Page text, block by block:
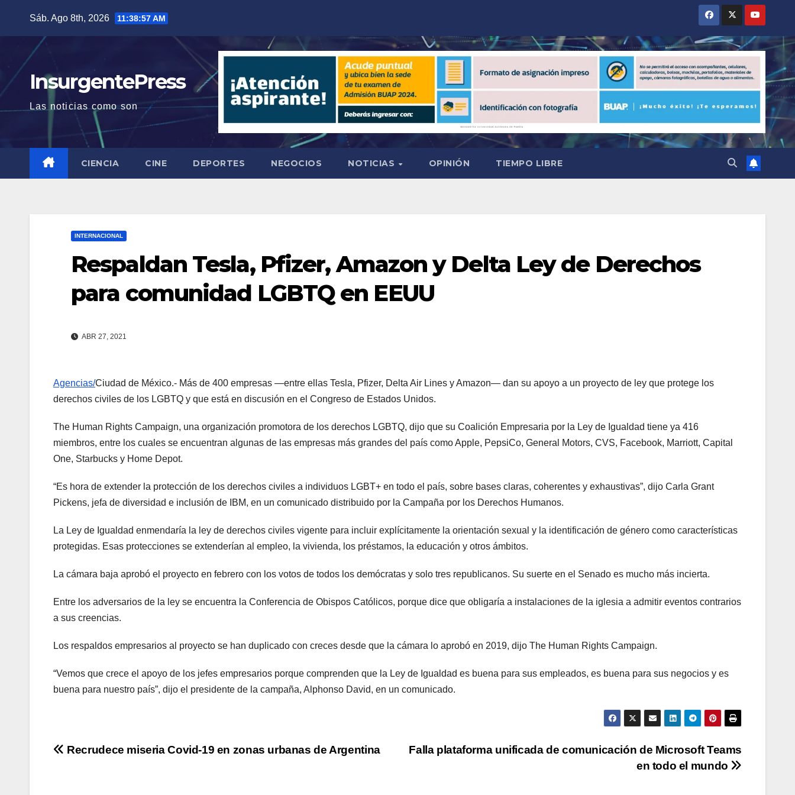
contenido
Sáb. Ago 8th, 2026 11:38:58 AM
InsurgentePress
Las noticias como son
CIENCIA CINE DEPORTES NEGOCIOS NOTICIAS OPINIÓN TIEMPO LIBRE
INTERNACIONAL
Respaldan Tesla, Pfizer, Amazon y Delta Ley de Derechos
para comunidad LGBTQ en EEUU
ABR 27, 2021
Agencias/Ciudad de México.- Más de 400 empresas —entre ellas Tesla, Pfizer, Delta Air Lines y Amazon— dan su apoyo a un proyecto de ley que protege los
derechos civiles de los LGBTQ y que está en discusión en el Congreso de Estados Unidos.
The Human Rights Campaign, una organización promotora de los derechos LGBTQ, dijo que su Coalición Empresaria por la Ley de Igualdad tiene ya 416
miembros, entre los cuales se encuentran algunas de las empresas más grandes del país como Apple, PepsiCo, General Motors, CVS, Facebook, Marriott, Capital
One, Starbucks y Home Depot.
“Es hora de extender la protección de los derechos civiles a individuos LGBT+ en todo el país, sobre bases claras, coherentes y exhaustivas”, dijo Carla Grant
Pickens, jefa de diversidad e inclusión de IBM, en un comunicado distribuido por la Campaña por los Derechos Humanos.
La Ley de Igualdad enmendaría la ley de derechos civiles vigente para incluir explícitamente la orientación sexual y la identificación de género como características
protegidas. Esas protecciones se extenderían al empleo, la vivienda, los préstamos, la educación y otros ámbitos.
La cámara baja aprobó el proyecto en febrero con los votos de todos los demócratas y solo tres republicanos. Su suerte en el Senado es mucho más incierta.
Entre los adversarios de la ley se encuentra la Conferencia de Obispos Católicos, porque dice que obligaría a instalaciones de la iglesia a admitir eventos contrarios
a sus creencias.
Los respaldos empresarios al proyecto se han duplicado con creces desde que la cámara lo aprobó en 2019, dijo The Human Rights Campaign.
“Vemos que crece el apoyo de los jefes empresarios porque comprenden que la Ley de Igualdad es buena para sus empleados, es buena para sus negocios y es
buena para nuestro país”, dijo el presidente de la campaña, Alphonso David, en un comunicado.
Navegación
Falla plataforma unificada de comunicación de Microsoft Teams
en todo el mundo
Recrudece miseria Covid-19 en zonas urbanas de Argentina